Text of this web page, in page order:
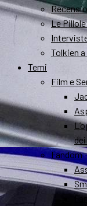
Le
Tolkien
Temi
Film e
Fandom